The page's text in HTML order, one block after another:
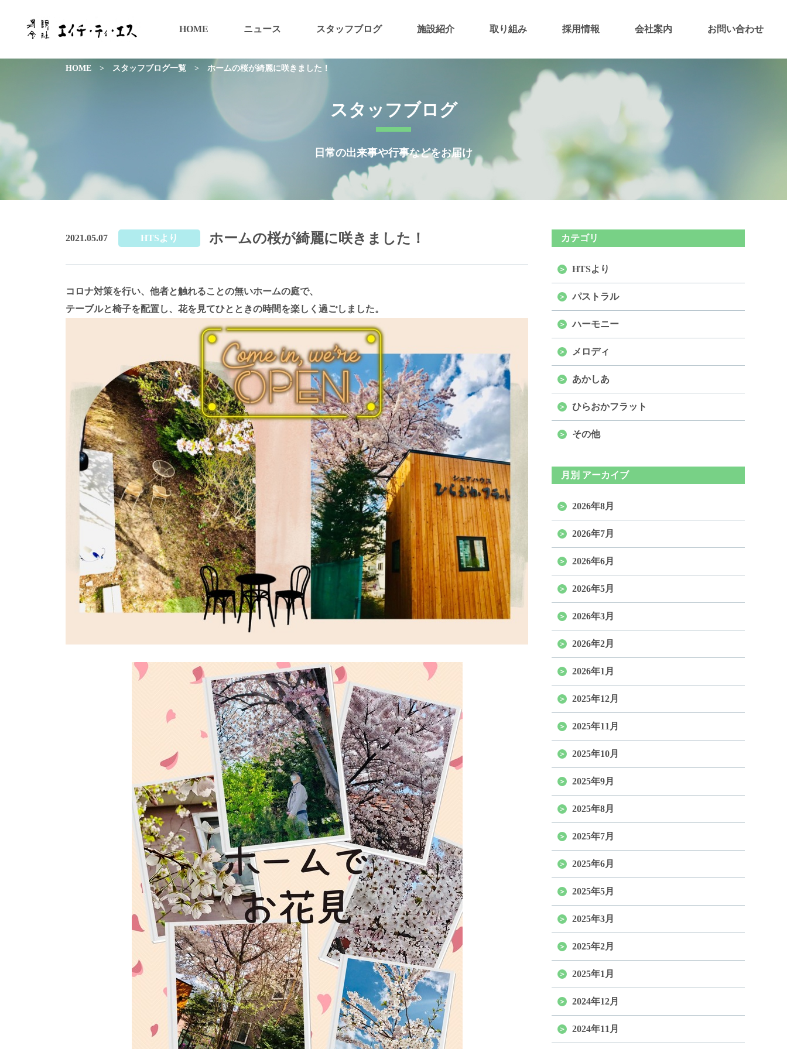
HOME ニュース スタッフブログ 施設紹介 取り組み 採用情報 会社案内 お問い合わせ
スタッフブログ
日常の出来事や行事などをお届け
HOME > スタッフブログ一覧 > ホームの桜が綺麗に咲きました！
2021.05.07 HTSより ホームの桜が綺麗に咲きました！
コロナ対策を行い、他者と触れることの無いホームの庭で、
テーブルと椅子を配置し、花を見てひとときの時間を楽しく過ごしました。
カテゴリ
HTSより
パストラル
ハーモニー
メロディ
あかしあ
ひらおかフラット
その他
月別 アーカイブ
2026年8月
2026年7月
2026年6月
2026年5月
2026年3月
2026年2月
2026年1月
2025年12月
2025年11月
2025年10月
2025年9月
2025年8月
2025年7月
2025年6月
2025年5月
2025年3月
2025年2月
2025年1月
2024年12月
2024年11月